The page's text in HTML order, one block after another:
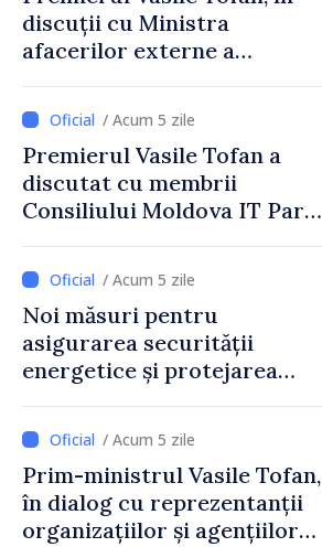
discuții cu Ministra
afacerilor externe a
/ Acum 5 zile
Premierul Vasile Tofan a
discutat cu membrii
Consiliului Moldova IT Park:
industriei IT”
/ Acum 5 zile
Noi măsuri pentru
asigurarea securității
energetice și protejarea
de CNMC
/ Acum 5 zile
Prim-ministrul Vasile Tofan,
în dialog cu reprezentanții
organizațiilor și agențiilor